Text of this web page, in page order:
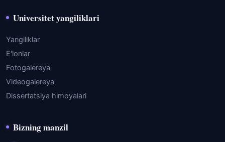
Universitet yangiliklari
Yangiliklar
E'lonlar
Fotogalereya
Videogalereya
Dissertatsiya himoyalari
Bizning manzil